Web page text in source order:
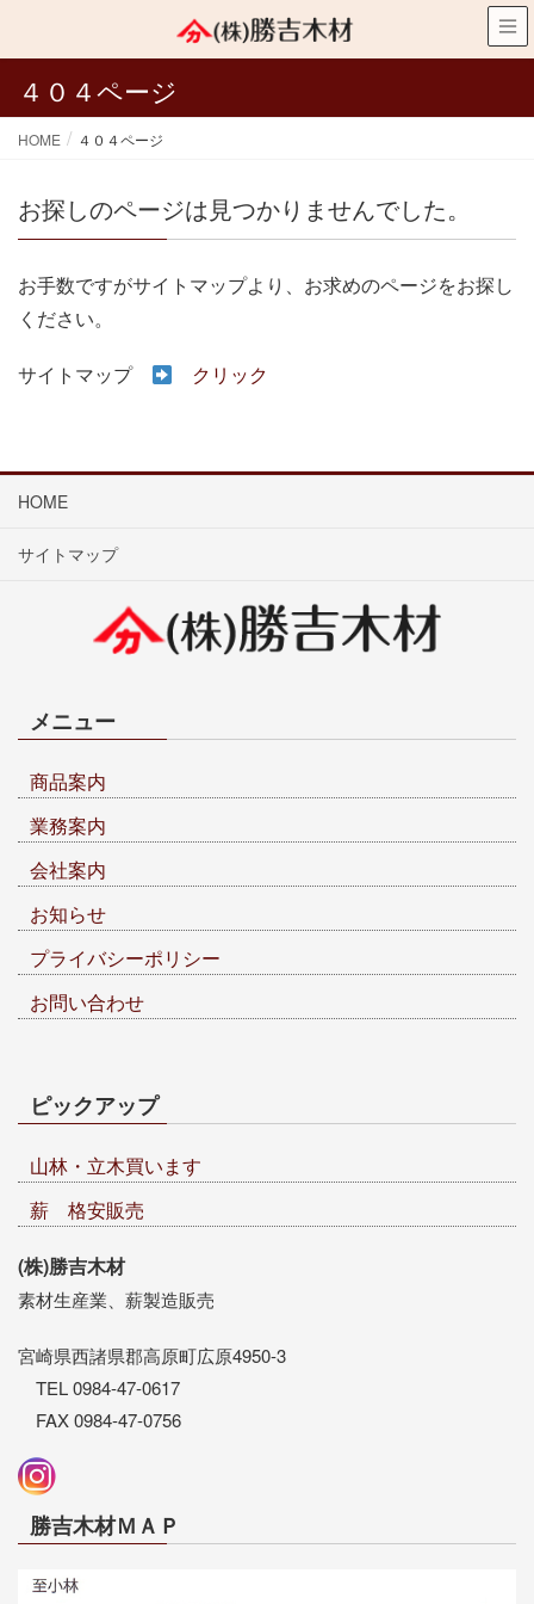
４０４ページ
HOME ４０４ページ
お探しのページは見つかりませんでした。
お手数ですがサイトマップより、お求めのページをお探し
ください。
サイトマップ クリック
HOME
サイトマップ
メニュー
商品案内
業務案内
会社案内
お知らせ
プライバシーポリシー
お問い合わせ
ピックアップ
山林・立木買います
薪 格安販売
(株)勝吉木材
素材生産業、薪製造販売
宮崎県西諸県郡高原町広原4950-3
TEL 0984-47-0617
FAX 0984-47-0756
勝吉木材ＭＡＰ